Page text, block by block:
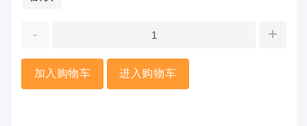
- +
加入购物车 进入购物车